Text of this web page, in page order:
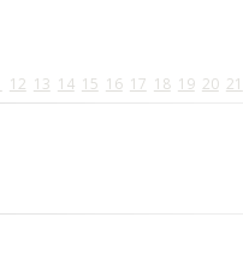
12 13 14 15 16 17 18 19 20 21